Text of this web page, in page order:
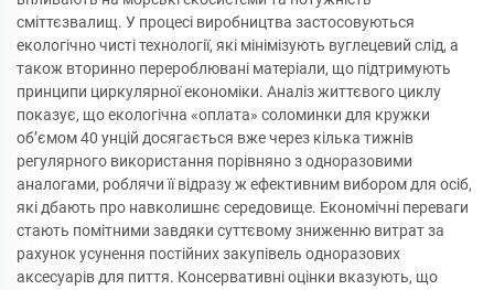
сміттєзвалищ. У процесі виробництва застосовуються
екологічно чисті технології, які мінімізують вуглецевий слід, а
також вторинно перероблювані матеріали, що підтримують
принципи циркулярної економіки. Аналіз життєвого циклу
показує, що екологічна «оплата» соломинки для кружки
об’ємом 40 унцій досягається вже через кілька тижнів
регулярного використання порівняно з одноразовими
аналогами, роблячи її відразу ж ефективним вибором для осіб,
які дбають про навколишнє середовище. Економічні переваги
стають помітними завдяки суттєвому зниженню витрат за
рахунок усунення постійних закупівель одноразових
аксесуарів для пиття. Консервативні оцінки вказують, що